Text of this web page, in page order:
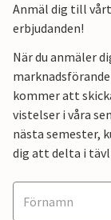
Anmäl dig till
erbjudanden!
När du anmäler
kommer att
vistelser i våra
nästa semester,
dig att delta i